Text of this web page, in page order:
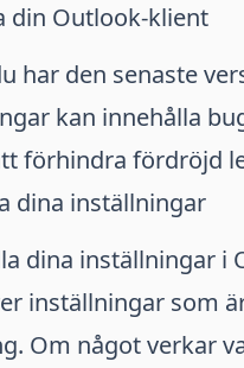
din Outlook-klient
har den senaste
kan innehålla
förhindra fördröjd
dina inställningar
dina inställningar i
inställningar som
Om något verkar